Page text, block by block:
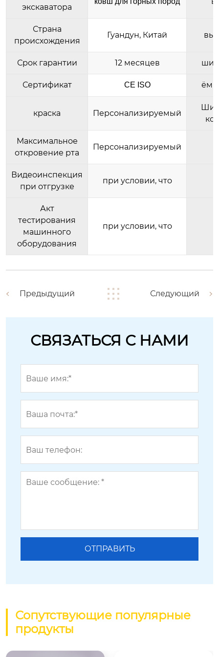
экскаватора
Страна
происхождения
Гуандун, Китай
Срок гарантии 12 месяцев
Сертификат CE ISO
краска Персонализируемый
Максимальное
откровение рта
Персонализируемый
Видеоинспекция
при отгрузке
при условии, что
Акт
тестирования
машинного
оборудования
при условии, что
Предыдущий Следующий
СВЯЗАТЬСЯ С НАМИ
Сопутствующие популярные
продукты